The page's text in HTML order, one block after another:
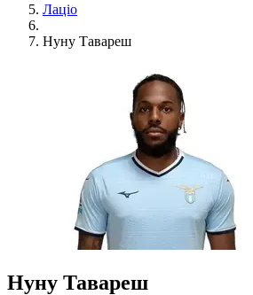
Лаціо
Нуну Тавареш
Нуну Тавареш